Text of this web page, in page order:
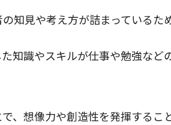
知見や考え方が詰まっているた
知識やスキルが仕事や勉強など
、想像力や創造性を発揮するこ